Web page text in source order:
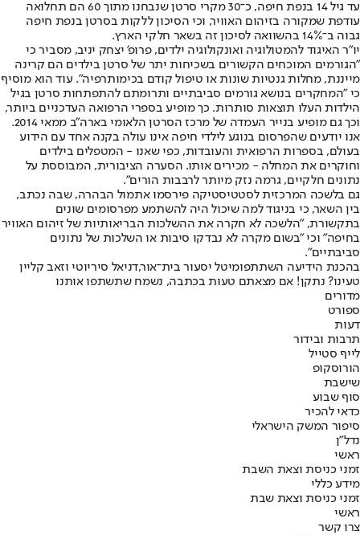
עד גיל 14 בנפת חיפה, כ־30 מקרי סרטן שנבחנו מתוך 60 הם תחלואה
עודפת שמקורה בזיהום האוויר, וכי הסיכון ללקות בסרטן בנפת חיפה
גבוה ב־14% בהשוואה לסיכון זה בשאר חלקי הארץ.
יו"ר האיגוד להמטולוגיה ואונקולוגיה ילדים, פרופ' יצחק יניב, מסביר כי
"הגורמים המוכחים הקשורים בשכיחות יתר של סרטן בילדים הם קרינה
מייננת, מחלות גנטיות שונות או טיפול קודם בכימותרפיה". עוד הוא מוסיף
כי "המחקרים בנושא גורמים סביבתיים ותרומתם להתפתחות סרטן בגיל
הילדות העלו תוצאות סותרות. כך מופיע בספרי הרפואה העדכניים ביותר,
וכך גם מופיע בנייר העמדה של מרכז הסרטן הלאומי בארה"ב ממאי 2014.
אנו יודעים שהפרסום בנוגע לילדי חיפה אינו עולה בקנה אחד עם הידוע
בעולם, בספרות הרפואית והעובדות, כפי שאנו - המטפלים בילדים
וחוקרים את המחלה - מכירים אותו. הסערה הציבורית, המבוססת על
נתונים חלקיים, גרמה נזק מיותר לרבבות הורים".
גם בלשכה המרכזית לסטטיסטיקה פירסמו אתמול הבהרה, שבה נכתב,
בין השאר, כי בניגוד למה שיכול היה להשתמע מפרסומים שונים
בתקשורת, "הלשכה לא חקרה את ההשלכות הבריאותיות של זיהום האוויר
בחיפה" וכי "בשום מקרה לא נבדקו סיבות או השלכות של נתונים
סביבתיים".
בהכנת הידיעה השתתפומיטל יסעור בית־אור,דניאל סיריוטי וזאב קליין
טעינו? נתקן! אם מצאתם טעות בכתבה, נשמח שתשתפו אותנו
מדורים
ספורט
דעות
תרבות ובידור
לייף סטייל
הורוסקופ
שישבת
סוף שבוע
כדאי להכיר
סיפור המשק הישראלי
נדל"ן
ראשי
זמני כניסת וצאת השבת
מידע כללי
זמני כניסת וצאת שבת
ראשי
צרו קשר